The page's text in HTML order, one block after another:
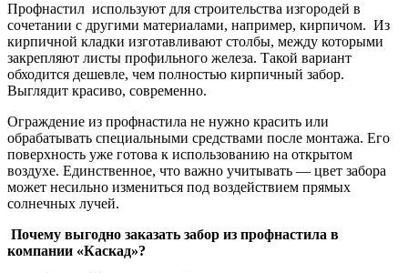
Профнастил используют для строительства изгородей в
сочетании с другими материалами, например, кирпичом. Из
кирпичной кладки изготавливают столбы, между которыми
закрепляют листы профильного железа. Такой вариант
обходится дешевле, чем полностью кирпичный забор.
Выглядит красиво, современно.
Ограждение из профнастила не нужно красить или
обрабатывать специальными средствами после монтажа. Его
поверхность уже готова к использованию на открытом
воздухе. Единственное, что важно учитывать — цвет забора
может несильно измениться под воздействием прямых
солнечных лучей.
Почему выгодно заказать забор из профнастила в
компании «Каскад»?